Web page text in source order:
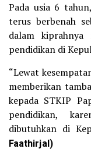
Pada usia 6
terus berbenah
dalam kiprahnya
pendidikan di
“Lewat
memberikan
kepada STKIP
pendidikan,
dibutuhkan di
Faathirjal)